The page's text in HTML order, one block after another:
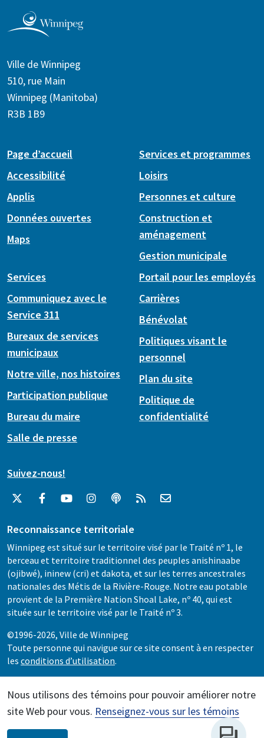
Nous utilisons des témoins pour pouvoir améliorer notre
site Web pour vous. Renseignez-vous sur les témoins
Ville de Winnipeg
510, rue Main
Winnipeg (Manitoba)
R3B 1B9
Page d’accueil
Accessibilité
Applis
Données ouvertes
Maps
Services et programmes
Loisirs
Personnes et culture
Construction et
aménagement
Gestion municipale
Services
Communiquez avec le
Service 311
Bureaux de services
municipaux
Notre ville, nos histoires
Participation publique
Bureau du maire
Salle de presse
Portail pour les employés
Carrières
Bénévolat
Politiques visant le
personnel
Plan du site
Politique de
confidentialité
Suivez-nous!
Reconnaissance territoriale
Winnipeg est situé sur le territoire visé par le Traité nº 1, le
berceau et territoire traditionnel des peuples anishinaabe
(ojibwé), ininew (cri) et dakota, et sur les terres ancestrales
nationales des Métis de la Rivière-Rouge. Notre eau potable
provient de la Première Nation Shoal Lake, nº 40, qui est
située sur le territoire visé par le Traité nº 3.
©1996-2026, Ville de Winnipeg
Toute personne qui navigue sur ce site consent à en respecter
les conditions d’utilisation.